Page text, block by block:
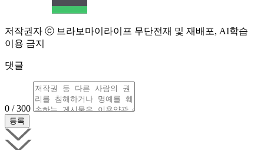
저작권자 ⓒ 브라보마이라이프 무단전재 및 재배포, AI학습
이용 금지
댓글
0 / 300